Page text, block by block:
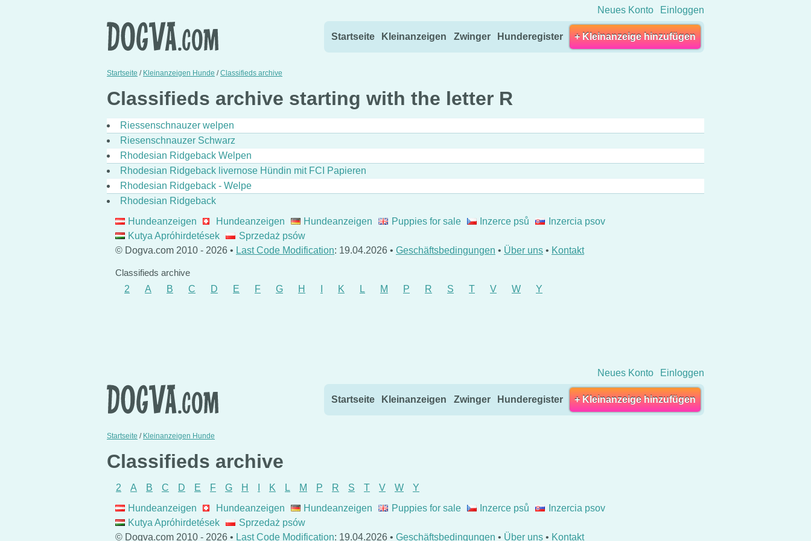
Neues Konto Einloggen
Startseite Kleinanzeigen Zwinger Hunderegister + Kleinanzeige hinzufügen
Startseite / Kleinanzeigen Hunde /Classifieds archive
Classifieds archive starting with the letter R
Riessenschnauzer welpen
Riesenschnauzer Schwarz
Rhodesian Ridgeback Welpen
Rhodesian Ridgeback livernose Hündin mit FCI Papieren
Rhodesian Ridgeback - Welpe
Rhodesian Ridgeback
Hundeanzeigen
Hundeanzeigen Hundeanzeigen Puppies for sale Inzerce psů
Inzercia psov
Kutya Apróhirdetések
Sprzedaż psów
© Dogva.com 2010 - 2026 • Last Code Modification: 19.04.2026 • Geschäftsbedingungen • Über uns • Kontakt
Classifieds archive
2
A B C D E F G H K L M P R S T V W Y
Neues Konto Einloggen
Startseite Kleinanzeigen Zwinger Hunderegister + Kleinanzeige hinzufügen
Startseite / Kleinanzeigen Hunde
Classifieds archive
2 A B C D E F G H K L M P R S T V W
Y
Hundeanzeigen
Hundeanzeigen Hundeanzeigen Puppies for sale Inzerce psů
Inzercia psov
Kutya Apróhirdetések
Sprzedaż psów
© Dogva.com 2010 - 2026 • Last Code Modification: 19.04.2026 • Geschäftsbedingungen • Über uns • Kontakt